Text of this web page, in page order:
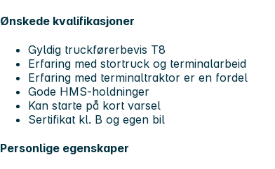
Ønskede kvalifikasjoner
Gyldig truckførerbevis T8
Erfaring med stortruck og terminalarbeid
Erfaring med terminaltraktor er en fordel
Gode HMS-holdninger
Kan starte på kort varsel
Sertifikat kl. B og egen bil
Personlige egenskaper